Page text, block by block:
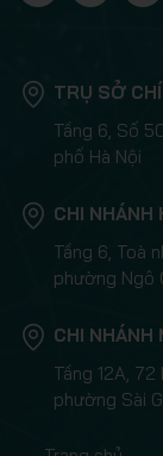
TRỤ SỞ
Tầng 6, Số
phố Hà Nội
CHI NHÁNH
Tầng 6, Toà
phường Ngô
CHI NHÁNH
Tầng 12A,
phường Sài